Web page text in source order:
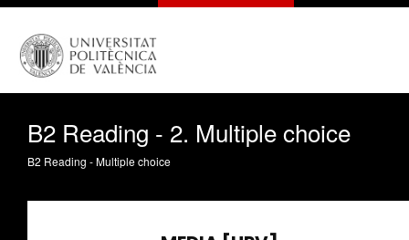
B2 Reading - 2. Multiple choice
B2 Reading - Multiple choice